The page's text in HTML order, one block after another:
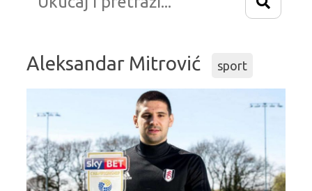
Aleksandar Mitrović sport